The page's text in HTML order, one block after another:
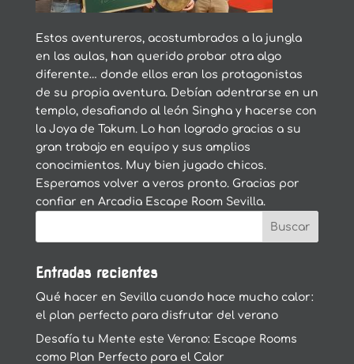
Estos aventureros, acostumbrados a la jungla
en las aulas, han querido probar otra algo
diferente… donde ellos eran los protagonistas
de su propia aventura. Debían adentrarse en un
templo, desafiando al león Singha y hacerse con
la Joya de Takum. Lo han logrado gracias a su
gran trabajo en equipo y sus amplios
conocimientos. Muy bien jugado chicos.
Esperamos volver a veros pronto. Gracias por
confiar en Arcadia Escape Room Sevilla.
Entradas recientes
Qué hacer en Sevilla cuando hace mucho calor:
el plan perfecto para disfrutar del verano
Desafía tu Mente este Verano: Escape Rooms
como Plan Perfecto para el Calor